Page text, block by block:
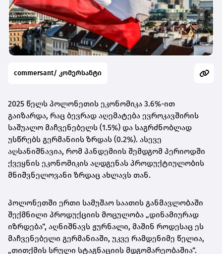
commersant/ კომერსანტი
2025 წელს პოლონეთის ეკონომიკა 3.6%-ით
გაიზარდა, რაც ბევრად აღემატება ევროკავშირის
საშუალო მაჩვენებელს (1.5%) და საგრძნობლად
უსწრებს გერმანიის ზრდას (0.2%). ასევე
აღსანიშნავია, რომ პანდემიის შემდგომ პერიოდში
ქვეყნის ეკონომიკის აღდგენას პროდუქტიულობის
მნიშვნელოვანი ზრდაც ახლავს თან.
პოლონეთში ერთი სამუშაო საათის განმავლობაში
შექმნილი პროდუქციის მოცულობა „დინამიურად
იზრდება“, აღნიშნავს ჟურნალი, მაშინ როდესაც ეს
მაჩვენებელი გერმანიაში, უკვე რამდენიმე წელია,
„თითქმის სრული სტაგნაციის მდგომარეობაშია“.